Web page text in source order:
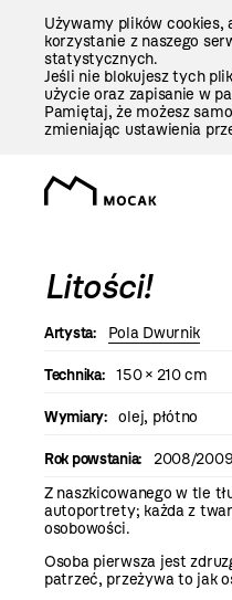
Używamy plików cookies,
korzystanie z naszego
statystycznych.
Jeśli nie blokujesz tych
użycie oraz zapisanie w
Pamiętaj, że możesz
zmieniając ustawienia
Litości!
Artysta: Pola Dwurnik
Technika: 150 × 210 cm
Wymiary: olej, płótno
Rok powstania:
2008/2009
Z naszkicowanego w tle
autoportrety; każda z
osobowości.
Osoba pierwsza jest
patrzeć, przeżywa to jak